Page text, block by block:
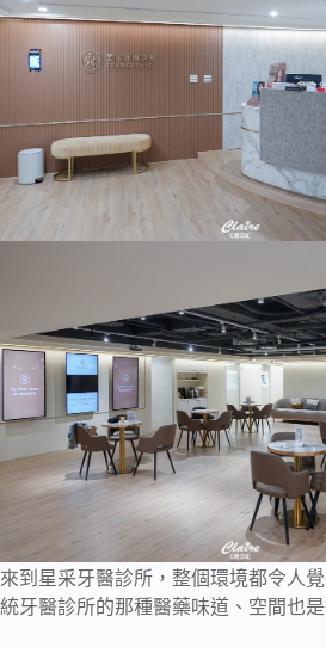
來到星采牙醫診所，整個環境都令人
統牙醫診所的那種醫藥味道、空間也